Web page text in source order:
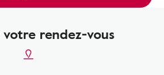
votre rendez-vous